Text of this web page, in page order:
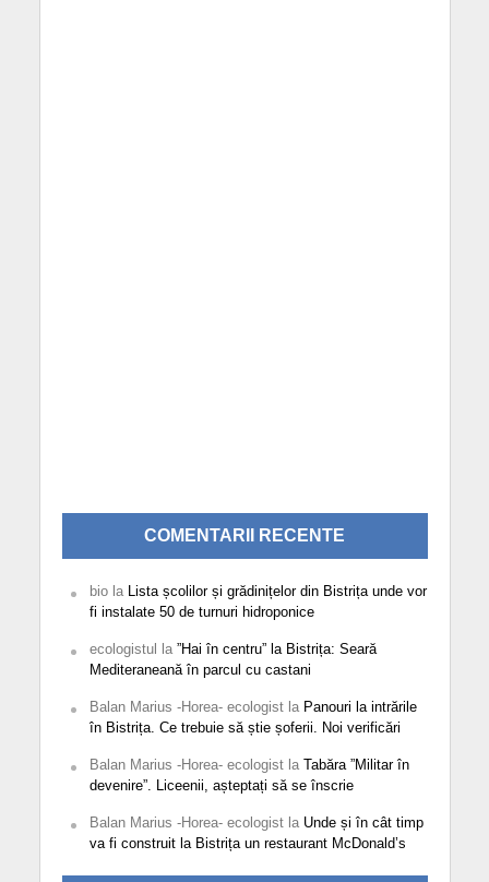
COMENTARII RECENTE
biola Lista școlilor și grădinițelor din Bistrița unde vor
fi instalate 50 de turnuri hidroponice
ecologistul la ”Hai în centru” la Bistrița: Seară
Mediteraneană în parcul cu castani
Balan Marius -Horea- ecologistla Panouri la intrările
în Bistrița. Ce trebuie să știe șoferii. Noi verificări
Balan Marius -Horea- ecologistla Tabăra ”Militar în
devenire”. Liceenii, așteptați să se înscrie
Balan Marius -Horea- ecologistla Unde și în cât timp
va fi construit la Bistrița un restaurant McDonald’s